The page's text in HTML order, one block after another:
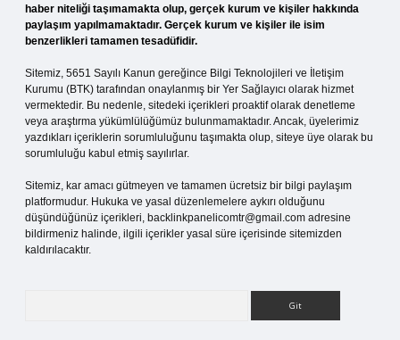
haber niteliği taşımamakta olup, gerçek kurum ve kişiler hakkında
paylaşım yapılmamaktadır. Gerçek kurum ve kişiler ile isim
benzerlikleri tamamen tesadüfidir.
Sitemiz, 5651 Sayılı Kanun gereğince Bilgi Teknolojileri ve İletişim
Kurumu (BTK) tarafından onaylanmış bir Yer Sağlayıcı olarak hizmet
vermektedir. Bu nedenle, sitedeki içerikleri proaktif olarak denetleme
veya araştırma yükümlülüğümüz bulunmamaktadır. Ancak, üyelerimiz
yazdıkları içeriklerin sorumluluğunu taşımakta olup, siteye üye olarak bu
sorumluluğu kabul etmiş sayılırlar.
Sitemiz, kar amacı gütmeyen ve tamamen ücretsiz bir bilgi paylaşım
platformudur. Hukuka ve yasal düzenlemelere aykırı olduğunu
düşündüğünüz içerikleri, backlinkpanelicomtr@gmail.com adresine
bildirmeniz halinde, ilgili içerikler yasal süre içerisinde sitemizden
kaldırılacaktır.